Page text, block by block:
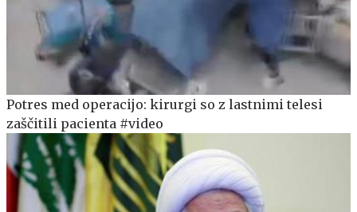
Potres med operacijo: kirurgi so z lastnimi telesi
zaščitili pacienta #video